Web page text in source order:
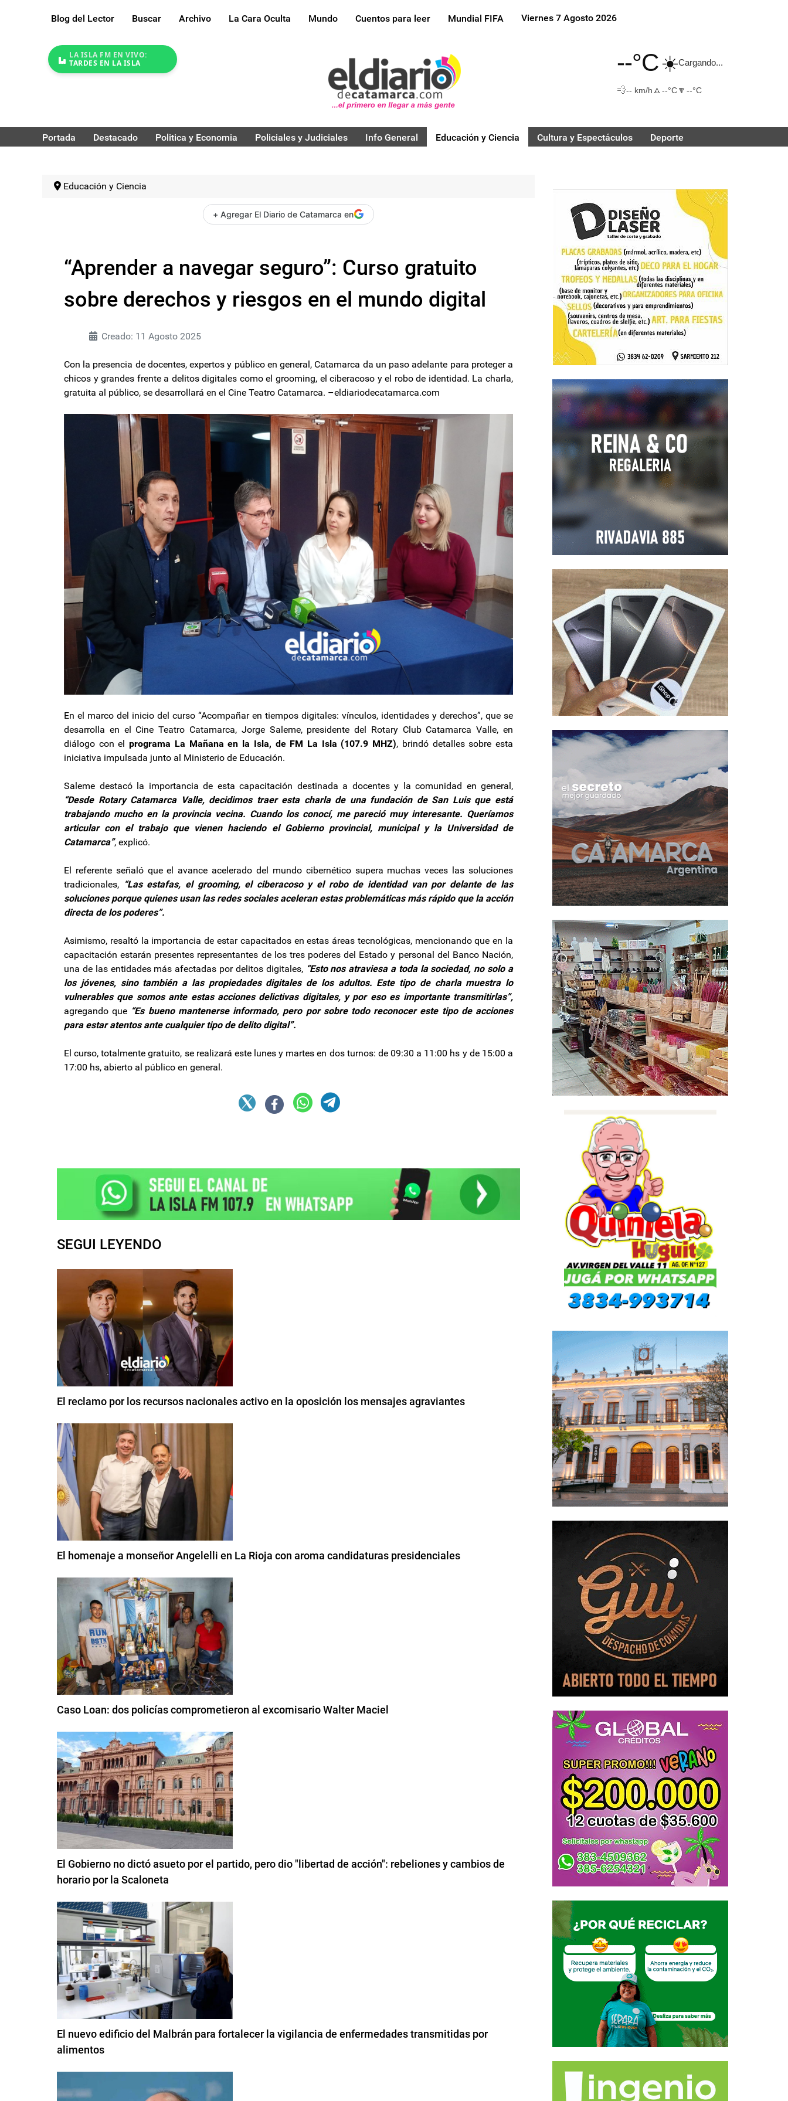
Blog del Lector Buscar Archivo La Cara Oculta Mundo Cuentos para leer Mundial FIFA Viernes 7 Agosto 2026
LA ISLA FM EN VIVO:
TARDES EN LA ISLA
--°C☀️Cargando...
💨-- km/h 🔼 --°C🔽 --°C
Portada Destacado Politica y Economia Policiales y Judiciales Info General Educación y Ciencia Cultura y Espectáculos Deporte
Educación y Ciencia
+ Agregar El Diario de Catamarca en
“Aprender a navegar seguro”: Curso gratuito
sobre derechos y riesgos en el mundo digital
Creado: 11 Agosto 2025
Con la presencia de docentes, expertos y público en general, Catamarca da un paso adelante para proteger a
chicos y grandes frente a delitos digitales como el grooming, el ciberacoso y el robo de identidad. La charla,
gratuita al público, se desarrollará en el Cine Teatro Catamarca. –eldiariodecatamarca.com
En el marco del inicio del curso “Acompañar en tiempos digitales: vínculos, identidades y derechos”, que se
desarrolla en el Cine Teatro Catamarca, Jorge Saleme, presidente del Rotary Club Catamarca Valle, en
diálogo con elprograma La Mañana en la Isla, de FM La Isla (107.9 MHZ), brindó detalles sobre esta
iniciativa impulsada junto al Ministerio de Educación.
Saleme destacó la importancia de esta capacitación destinada a docentes y la comunidad en general,
“Desde Rotary Catamarca Valle, decidimos traer esta charla de una fundación de San Luis que está
trabajando mucho en la provincia vecina. Cuando los conocí, me pareció muy interesante. Queríamos
articular con el trabajo que vienen haciendo el Gobierno provincial, municipal y la Universidad de
Catamarca”, explicó.
El referente señaló que el avance acelerado del mundo cibernético supera muchas veces las soluciones
tradicionales, “Las estafas, el grooming, el ciberacoso y el robo de identidad van por delante de las
soluciones porque quienes usan las redes sociales aceleran estas problemáticas más rápido que la acción
directa de los poderes”.
Asimismo, resaltó la importancia de estar capacitados en estas áreas tecnológicas, mencionando que en la
capacitación estarán presentes representantes de los tres poderes del Estado y personal del Banco Nación,
una de las entidades más afectadas por delitos digitales, “Esto nos atraviesa a toda la sociedad, no solo a
los jóvenes, sino también a las propiedades digitales de los adultos. Este tipo de charla muestra lo
vulnerables que somos ante estas acciones delictivas digitales, y por eso es importante transmitirlas”,
agregando que “Es bueno mantenerse informado, pero por sobre todo reconocer este tipo de acciones
para estar atentos ante cualquier tipo de delito digital”.
El curso, totalmente gratuito, se realizará este lunes y martes en dos turnos: de 09:30 a 11:00 hs y de 15:00 a
17:00 hs, abierto al público en general.
SEGUI LEYENDO
El reclamo por los recursos nacionales activo en la oposición los mensajes agraviantes
El homenaje a monseñor Angelelli en La Rioja con aroma candidaturas presidenciales
Caso Loan: dos policías comprometieron al excomisario Walter Maciel
El Gobierno no dictó asueto por el partido, pero dio "libertad de acción": rebeliones y cambios de
horario por la Scaloneta
El nuevo edificio del Malbrán para fortalecer la vigilancia de enfermedades transmitidas por
alimentos